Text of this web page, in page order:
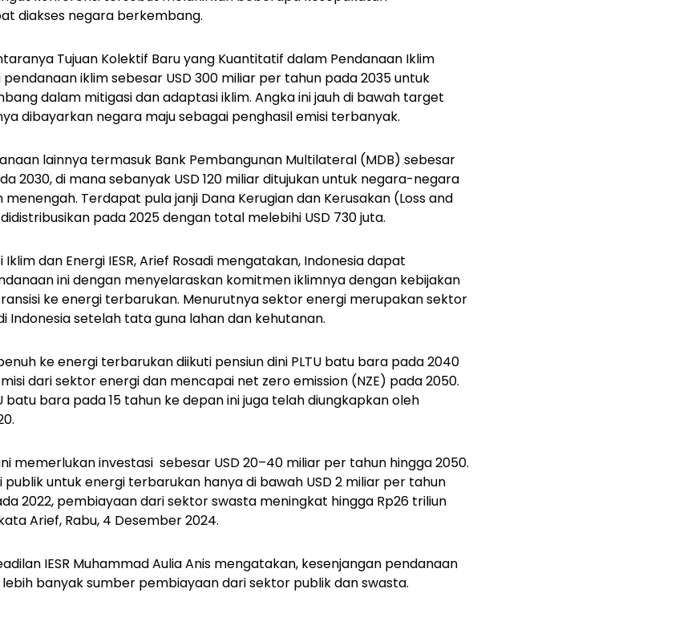
diakses negara berkembang.
Tujuan Kolektif Baru yang Kuantitatif dalam Pendanaan Iklim
pendanaan iklim sebesar USD 300 miliar per tahun pada 2035 untuk
dalam mitigasi dan adaptasi iklim. Angka ini jauh di bawah target
dibayarkan negara maju sebagai penghasil emisi terbanyak.
lainnya termasuk Bank Pembangunan Multilateral (MDB) sebesar
2030, di mana sebanyak USD 120 miliar ditujukan untuk negara-negara
Terdapat pula janji Dana Kerugian dan Kerusakan (Loss and
pada 2025 dengan total melebihi USD 730 juta.
dan Energi IESR, Arief Rosadi mengatakan, Indonesia dapat
ini dengan menyelaraskan komitmen iklimnya dengan kebijakan
ke energi terbarukan. Menurutnya sektor energi merupakan sektor
Indonesia setelah tata guna lahan dan kehutanan.
ke energi terbarukan diikuti pensiun dini PLTU batu bara pada 2040
dari sektor energi dan mencapai net zero emission (NZE) pada 2050.
batu bara pada 15 tahun ke depan ini juga telah diungkapkan oleh
memerlukan investasi sebesar USD 20–40 miliar per tahun hingga 2050.
untuk energi terbarukan hanya di bawah USD 2 miliar per tahun
2022, pembiayaan dari sektor swasta meningkat hingga Rp26 triliun
Arief, Rabu, 4 Desember 2024.
IESR Muhammad Aulia Anis mengatakan, kesenjangan pendanaan
banyak sumber pembiayaan dari sektor publik dan swasta.